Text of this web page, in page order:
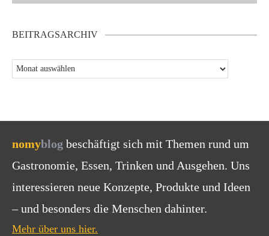
BEITRAGSARCHIV
nomyblog beschäftigt sich mit Themen rund um
Gastronomie, Essen, Trinken und Ausgehen. Uns
interessieren neue Konzepte, Produkte und Ideen
– und besonders die Menschen dahinter.
Mehr über uns hier.